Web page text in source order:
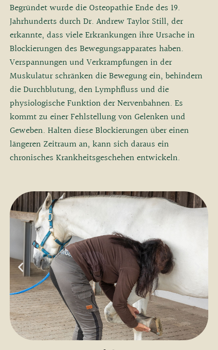
Begründet wurde die Osteopathie Ende des 19.
Jahrhunderts durch Dr. Andrew Taylor Still, der
erkannte, dass viele Erkrankungen ihre Ursache in
Blockierungen des Bewegungsapparates haben.
Verspannungen und Verkrampfungen in der
Muskulatur schränken die Bewegung ein, behindern
die Durchblutung, den Lymphfluss und die
physiologische Funktion der Nervenbahnen. Es
kommt zu einer Fehlstellung von Gelenken und
Geweben. Halten diese Blockierungen über einen
längeren Zeitraum an, kann sich daraus ein
chronisches Krankheitsgeschehen entwickeln.